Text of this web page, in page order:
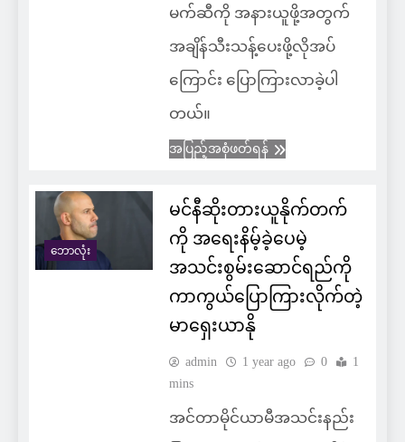
မက်ဆီကို အနားယူဖို့အတွက်
အချိန်သီးသန့်ပေးဖို့လိုအပ်
ကြောင်း ပြောကြားလာခဲ့ပါ
တယ်။
အပြည့်အစုံဖတ်ရန်
ဘောလုံး
မင်နီဆိုးတားယူနိုက်တက်
ကို အရေးနိမ့်ခဲ့ပေမဲ့
အသင်းစွမ်းဆောင်ရည်ကို
ကာကွယ်ပြောကြားလိုက်တဲ့
မာရှေးယာနို
admin 1 year ago 0
1
mins
အင်တာမိုင်ယာမီအသင်းနည်း